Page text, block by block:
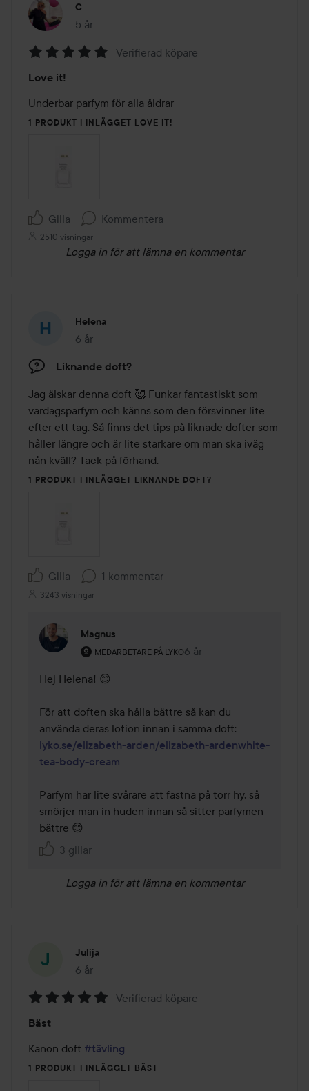
C
5 år
Inlägget skapades 5 år
5
av
5
Verifierad köpare
Love it!
Underbar parfym för alla åldrar
1 PRODUKT I INLÄGGET LOVE IT!
Gilla Kommentera
2510 visningar
Logga in för att lämna en kommentar
Helena
6 år
Inlägget skapades 6 år
Liknande doft?
Jag älskar denna doft 🥰 Funkar fantastiskt som
vardagsparfym och känns som den försvinner lite
efter ett tag. Så finns det tips på liknade dofter som
håller längre och är lite starkare om man ska iväg
nån kväll? Tack på förhand.
1 PRODUKT I INLÄGGET LIKNANDE DOFT?
Gilla 1 kommentar
3243 visningar
Magnus
MEDARBETARE PÅ LYKO
Användarens roll: Medarbetare på Lyko.
6 år
Kommentaren lades 6 år
Hej Helena! 😊
För att doften ska hålla bättre så kan du
lyko.se/elizabeth-arden/elizabeth-ardenwhite-
tea-body-cream
Parfym har lite svårare att fastna på torr hy, så
smörjer man in huden innan så sitter parfymen
bättre 😊
3 gillar
Logga in för att lämna en kommentar
Julija
6 år
Inlägget skapades 6 år
5
av
5
Verifierad köpare
Bäst
Kanon doft #tävling
1 PRODUKT I INLÄGGET BÄST